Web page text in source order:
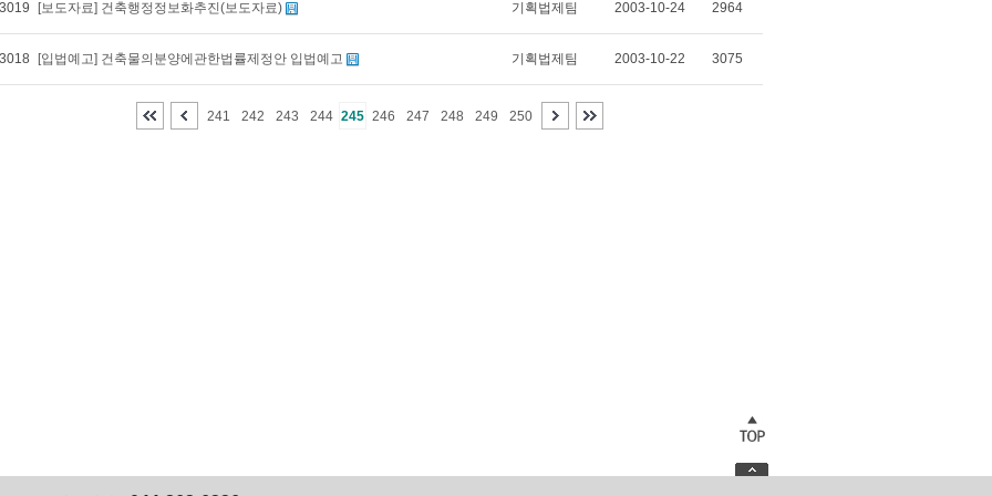
[보도자료] 건축행정정보화추진(보도자료) 기획법제팀 2003-10-24 2964
[입법예고] 건축물의분양에관한법률제정안 입법예고 기획법제팀 2003-10-22 3075
241 242 243 244 245 246 247 248 249 250